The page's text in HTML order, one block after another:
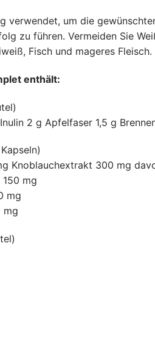
verwendet, um die
zu führen. Vermeiden Sie
Fisch und mageres
enthält:
2 g Apfelfaser 1,5 g
Knoblauchextrakt 300 mg
mg
mg
mg